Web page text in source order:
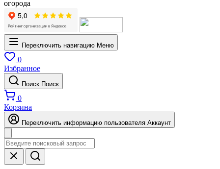
огорода
Переключить навигацию Меню
0
Избранное
Поиск Поиск
0
Корзина
Переключить информацию пользователя Аккаунт